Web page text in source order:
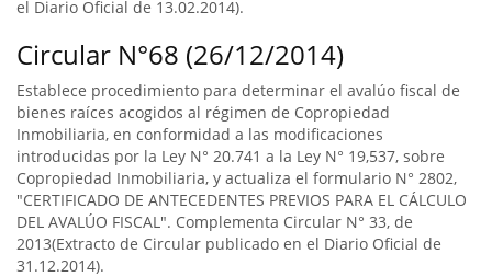
el Diario Oficial de 13.02.2014).
Circular N°68 (26/12/2014)
Establece procedimiento para determinar el avalúo fiscal de
bienes raíces acogidos al régimen de Copropiedad
Inmobiliaria, en conformidad a las modificaciones
introducidas por la Ley N° 20.741 a la Ley N° 19,537, sobre
Copropiedad Inmobiliaria, y actualiza el formulario N° 2802,
"CERTIFICADO DE ANTECEDENTES PREVIOS PARA EL CÁLCULO
DEL AVALÚO FISCAL". Complementa Circular N° 33, de
2013(Extracto de Circular publicado en el Diario Oficial de
31.12.2014).